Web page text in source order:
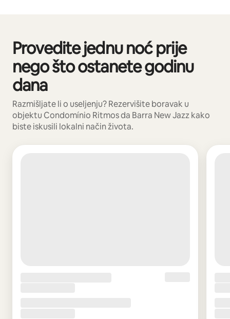
Provedite jednu noć prije
nego što ostanete godinu
dana
Razmišljate li o useljenju? Rezervišite boravak u
objektu Condomínio Ritmos da Barra New Jazz kako
biste iskusili lokalni način života.
Prikazano 0 od 0 stavki